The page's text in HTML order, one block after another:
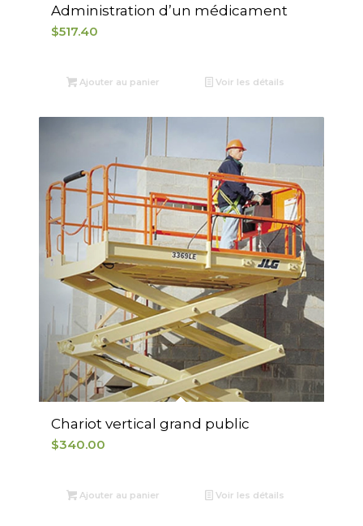
Administration d’un médicament
$517.40
Ajouter au panier Voir les détails
Chariot vertical grand public
$340.00
Ajouter au panier Voir les détails